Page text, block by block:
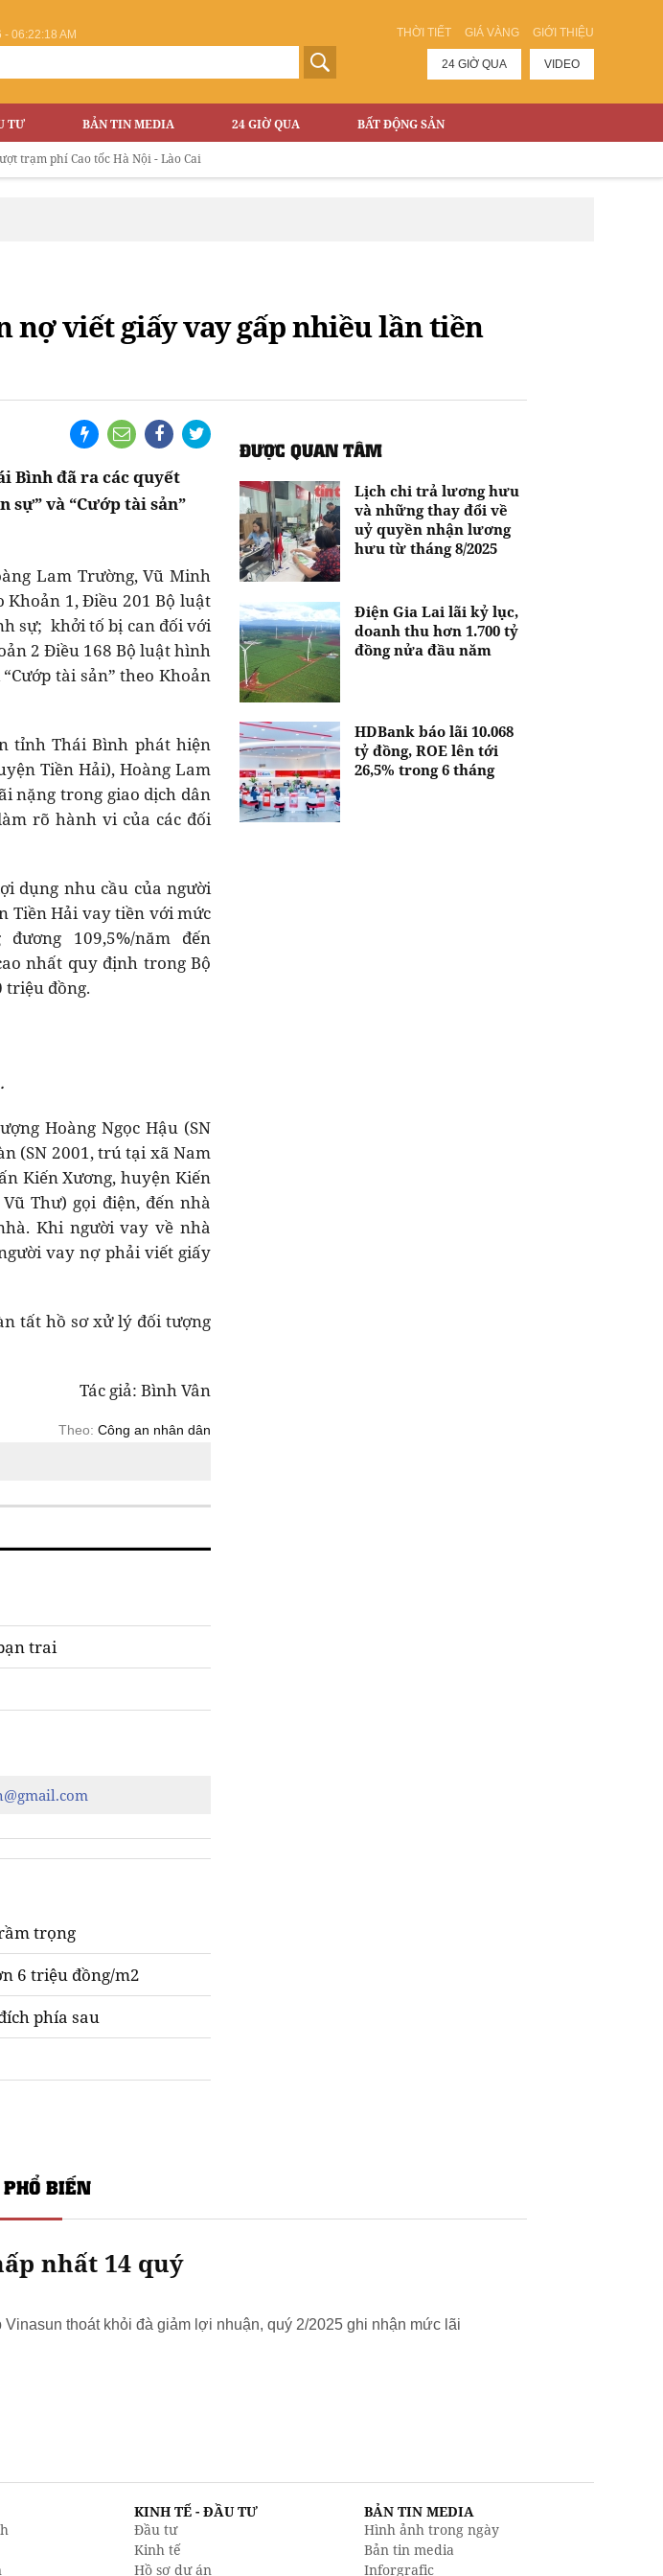
THỜI TIẾT GIÁ VÀNG GIỚI THIỆU
06:22:19 AM
24 GIỜ QUA VIDEO
TƯ BẢN TIN MEDIA 24 GIỜ QUA BẤT ĐỘNG SẢN
Cao tốc Hà Nội - Lào Cai
nợ viết giấy vay gấp nhiều lần tiền
Bình đã ra các quyết
sự” và “Cướp tài sản”
Lam Trường, Vũ Minh
Khoản 1, Điều 201 Bộ luật
sự; khởi tố bị can đối với
2 Điều 168 Bộ luật hình
tài sản” theo Khoản
tỉnh Thái Bình phát hiện
Tiền Hải), Hoàng Lam
nặng trong giao dịch dân
rõ hành vi của các đối
dụng nhu cầu của người
Tiền Hải vay tiền với mức
109,5%/năm đến
nhất quy định trong Bộ
triệu đồng.
Hoàng Ngọc Hậu (SN
(SN 2001, trú tại xã Nam
Kiến Xương, huyện Kiến
Thư) gọi điện, đến nhà
Khi người vay về nhà
vay nợ phải viết giấy
tất hồ sơ xử lý đối tượng
Tác giả: Bình Vân
Theo: Công an nhân dân
trai
trọng
6 triệu đồng/m2
phía sau
ĐƯỢC QUAN TÂM
Lịch chi trả lương hưu
và những thay đổi về
uỷ quyền nhận lương
hưu từ tháng 8/2025
Điện Gia Lai lãi kỷ lục,
doanh thu hơn 1.700 tỷ
đồng nửa đầu năm
HDBank báo lãi 10.068
tỷ đồng, ROE lên tới
26,5% trong 6 tháng
BIẾN
nhất 14 quý
thoát khỏi đà giảm lợi nhuận, quý 2/2025 ghi nhận mức lãi
KINH TẾ - ĐẦU TƯ
Đầu tư
Kinh tế
Hồ sơ dự án
BẢN TIN MEDIA
Hình ảnh trong ngày
Bản tin media
Inforgrafic